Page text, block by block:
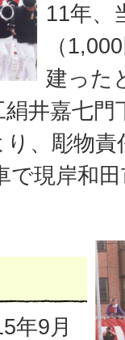
11年、
（
建った
井嘉七
、彫物
で現岸和
年9月